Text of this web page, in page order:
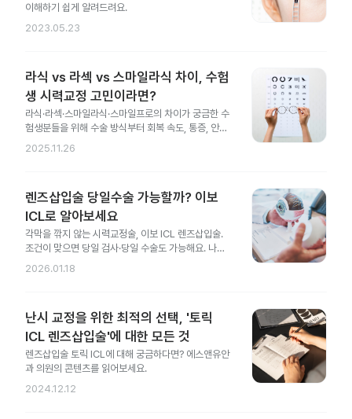
이해하기 쉽게 알려드려요.
2023.05.23
라식 vs 라섹 vs 스마일라식 차이, 수험
생 시력교정 고민이라면?
라식·라섹·스마일라식·스마일프로의 차이가 궁금한 수
험생분들을 위해 수술 방식부터 회복 속도, 통증, 안전
성 차이까지 한 번에 정리했어요.
2025.11.26
렌즈삽입술 당일수술 가능할까? 이보
ICL로 알아보세요
각막을 깎지 않는 시력교정술, 이보 ICL 렌즈삽입술.
조건이 맞으면 당일 검사·당일 수술도 가능해요. 나에
게도 가능한지 지금 확인해 보세요.
2026.01.18
난시 교정을 위한 최적의 선택, '토릭
ICL 렌즈삽입술'에 대한 모든 것
렌즈삽입술 토릭 ICL에 대해 궁금하다면? 에스앤유안
과 의원의 콘텐츠를 읽어보세요.
2024.12.12